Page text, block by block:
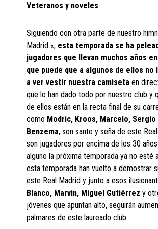
Veteranos y noveles
Siguiendo con otra parte de nuestro
Madrid «, esta temporada se ha
jugadores que llevan muchos años
que puede que a algunos de ellos no
a ver vestir nuestra camisetaen
que lo han dado todo por nuestro club y
de ellos están en la recta final de su
como Modric, Kroos, Marcelo, Sergio
Benzema, son santo y seña de este
son jugadores por encima de los 30
alguno la próxima temporada ya no esté
esta temporada han vuelto a demostrar
este Real Madrid y junto a esos
Blanco, Marvin, Miguel Gutiérrez y
jóvenes que apuntan alto, seguirán
palmares de este laureado club.